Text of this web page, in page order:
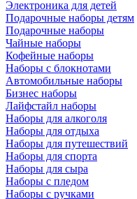
Электроника для детей
Подарочные наборы детям
Подарочные наборы
Чайные наборы
Кофейные наборы
Наборы с блокнотами
Автомобильные наборы
Бизнес наборы
Лайфстайл наборы
Наборы для алкоголя
Наборы для отдыха
Наборы для путешествий
Наборы для спорта
Наборы для сыра
Наборы с пледом
Наборы с ручками